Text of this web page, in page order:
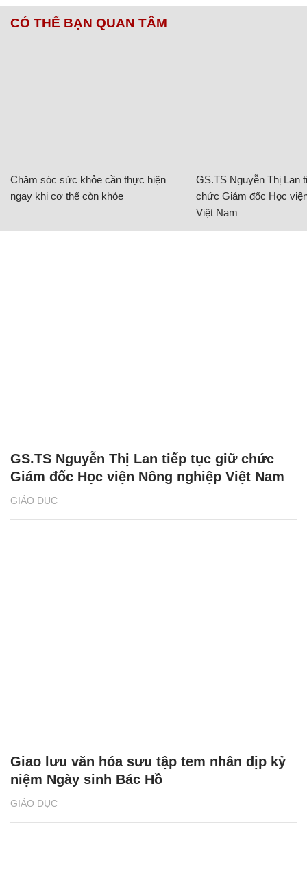
CÓ THỂ BẠN QUAN TÂM
Chăm sóc sức khỏe cần thực hiện
ngay khi cơ thể còn khỏe
GS.TS Nguyễn Thị Lan
chức Giám đốc Học
Việt Nam
GIÁO DỤC
GS.TS Nguyễn Thị Lan tiếp tục giữ chức
Giám đốc Học viện Nông nghiệp Việt Nam
GIÁO DỤC
Giao lưu văn hóa sưu tập tem nhân dịp kỷ
niệm Ngày sinh Bác Hồ